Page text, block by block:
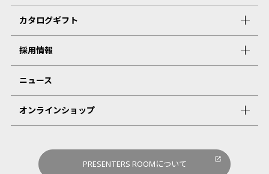
カタログギフト
採用情報
ニュース
オンラインショップ
PRESENTERS ROOMについて